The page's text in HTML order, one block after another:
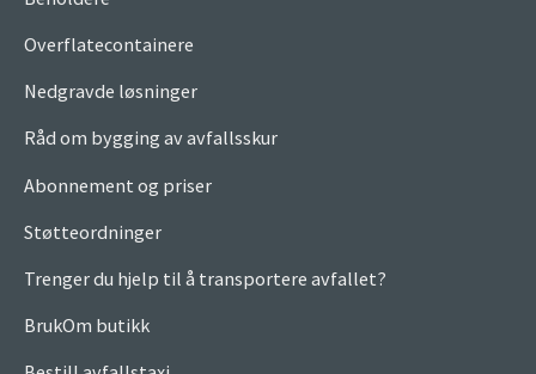
Overflatecontainere
Nedgravde løsninger
Råd om bygging av avfallsskur
Abonnement og priser
Støtteordninger
Trenger du hjelp til å transportere avfallet?
BrukOm butikk